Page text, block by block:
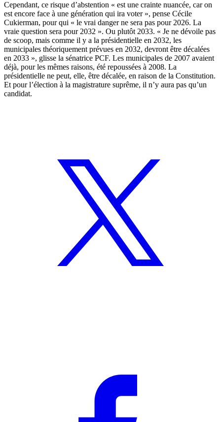
Cependant, ce risque d’abstention « est une crainte nuancée, car on
est encore face à une génération qui ira voter », pense Cécile
Cukierman, pour qui « le vrai danger ne sera pas pour 2026. La
vraie question sera pour 2032 ». Ou plutôt 2033. « Je ne dévoile pas
de scoop, mais comme il y a la présidentielle en 2032, les
municipales théoriquement prévues en 2032, devront être décalées
en 2033 », glisse la sénatrice PCF. Les municipales de 2007 avaient
déjà, pour les mêmes raisons, été repoussées à 2008. La
présidentielle ne peut, elle, être décalée, en raison de la Constitution.
Et pour l’élection à la magistrature suprême, il n’y aura pas qu’un
candidat.